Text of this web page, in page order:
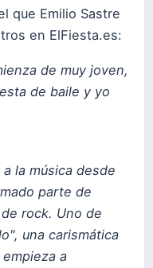
que Emilio Sastre
en ElFiesta.es:
de muy joven,
de baile y yo
la música desde
parte de
rock. Uno de
una carismática
a